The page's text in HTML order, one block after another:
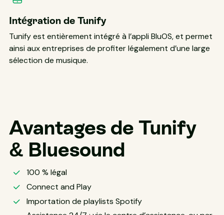
Intégration de Tunify
Tunify est entièrement intégré à l’appli BluOS, et permet
ainsi aux entreprises de profiter légalement d’une large
sélection de musique.
Avantages de Tunify
& Bluesound
100 % légal
Connect and Play
Importation de playlists Spotify